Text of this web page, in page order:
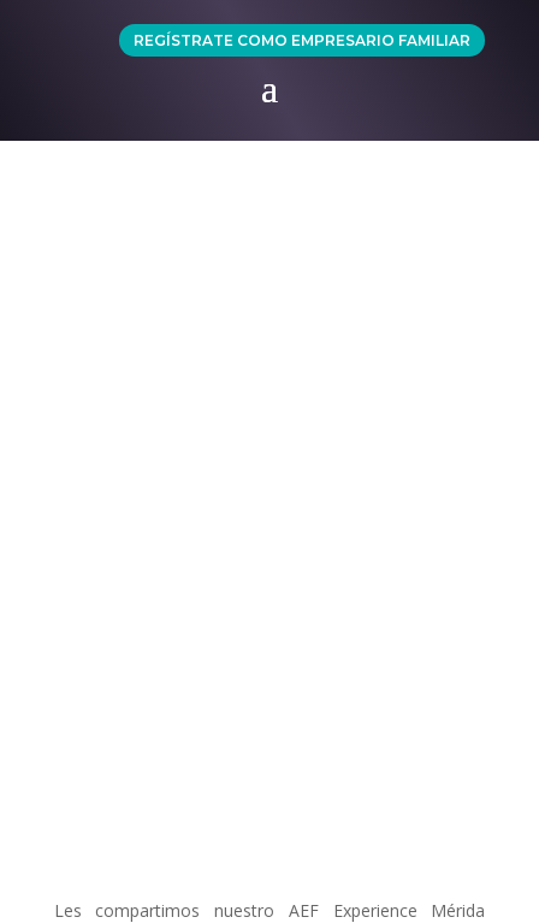
REGÍSTRATE COMO EMPRESARIO FAMILIAR
Les compartimos nuestro AEF Experience Mérida